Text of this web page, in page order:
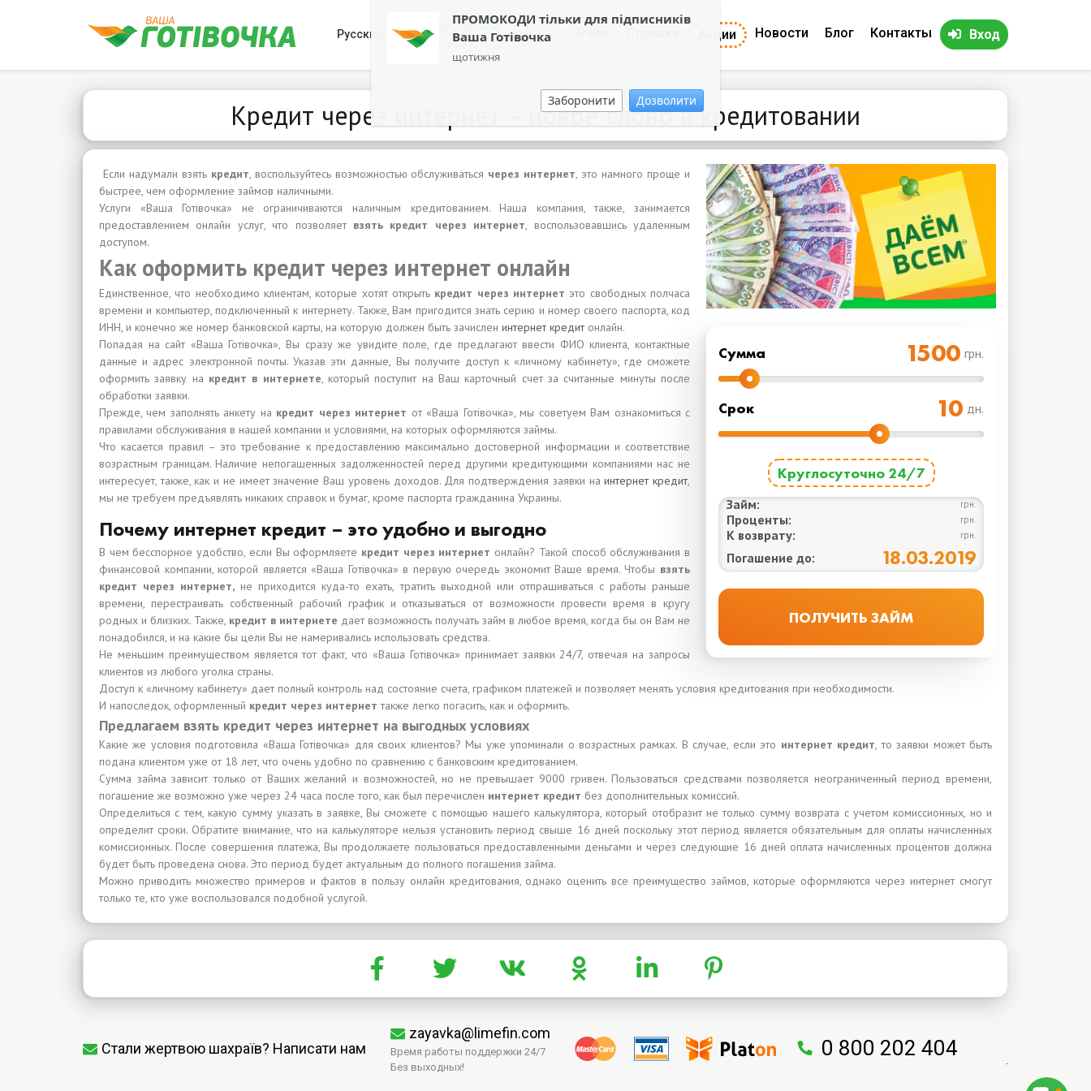
ПРОМОКОДИ тільки для підписників
Ваша Готівочка
щотижня
Заборонити Дозволити
Русский 0800 202 404
Обратный звонок
Акции Новости Блог Контакты Вход
Кредит через интернет – новое слово в кредитовании
Cумма грн.
Срок дн.
Круглосуточно 24/7
Займ: грн.
Проценты: грн.
К возврату: грн.
Погашение до: 18.03.2019
Если надумали взять кредит, воспользуйтесь возможностью обслуживаться через интернет, это намного проще и
быстрее, чем оформление займов наличными.
Услуги «Ваша Готівочка» не ограничиваются наличным кредитованием. Наша компания, также, занимается
предоставлением онлайн услуг, что позволяет взять кредит через интернет, воспользовавшись удаленным
доступом.
Как оформить кредит через интернет онлайн
Единственное, что необходимо клиентам, которые хотят открыть кредит через интернет это свободных полчаса
времени и компьютер, подключенный к интернету. Также, Вам пригодится знать серию и номер своего паспорта, код
ИНН, и конечно же номер банковской карты, на которую должен быть зачислен интернет кредитонлайн.
Попадая на сайт «Ваша Готівочка», Вы сразу же увидите поле, где предлагают ввести ФИО клиента, контактные
данные и адрес электронной почты. Указав эти данные, Вы получите доступ к «личному кабинету», где сможете
оформить заявку на кредит в интернете, который поступит на Ваш карточный счет за считанные минуты после
обработки заявки.
Прежде, чем заполнять анкету на кредит через интернет от «Ваша Готівочка», мы советуем Вам ознакомиться с
правилами обслуживания в нашей компании и условиями, на которых оформляются займы.
Что касается правил – это требование к предоставлению максимально достоверной информации и соответствие
возрастным границам. Наличие непогашенных задолженностей перед другими кредитующими компаниями нас не
интересует, также, как и не имеет значение Ваш уровень доходов. Для подтверждения заявки наинтернет кредит,
мы не требуем предъявлять никаких справок и бумаг, кроме паспорта гражданина Украины.
Почему интернет кредит – это удобно и выгодно
В чем бесспорное удобство, если Вы оформляете кредит через интернет онлайн? Такой способ обслуживания в
финансовой компании, которой является «Ваша Готівочка» в первую очередь экономит Ваше время. Чтобы взять
кредит через интернет, не приходится куда-то ехать, тратить выходной или отпрашиваться с работы раньше
времени, перестраивать собственный рабочий график и отказываться от возможности провести время в кругу
родных и близких. Также, кредит в интернете дает возможность получать займ в любое время, когда бы он Вам не
понадобился, и на какие бы цели Вы не намеривались использовать средства.
Не меньшим преимуществом является тот факт, что «Ваша Готівочка» принимает заявки 24/7, отвечая на запросы
клиентов из любого уголка страны.
Доступ к «личному кабинету» дает полный контроль над состояние счета, графиком платежей и позволяет менять условия кредитования при необходимости.
И напоследок, оформленный кредит через интернет также легко погасить, как и оформить.
Предлагаем взять кредит через интернет на выгодных условиях
Какие же условия подготовила «Ваша Готівочка» для своих клиентов? Мы уже упоминали о возрастных рамках. В случае, если это интернет кредит, то заявки может быть
подана клиентом уже от 18 лет, что очень удобно по сравнению с банковским кредитованием.
Сумма займа зависит только от Ваших желаний и возможностей, но не превышает 9000 гривен. Пользоваться средствами позволяется неограниченный период времени,
погашение же возможно уже через 24 часа после того, как был перечислен интернет кредит без дополнительных комиссий.
Определиться с тем, какую сумму указать в заявке, Вы сможете с помощью нашего калькулятора, который отобразит не только сумму возврата с учетом комиссионных, но и
определит сроки. Обратите внимание, что на калькуляторе нельзя установить период свыше 16 дней поскольку этот период является обязательным для оплаты начисленных
комиссионных. После совершения платежа, Вы продолжаете пользоваться предоставленными деньгами и через следующие 16 дней оплата начисленных процентов должна
будет быть проведена снова. Это период будет актуальным до полного погашения займа.
Можно приводить множество примеров и фактов в пользу онлайн кредитования, однако оценить все преимущество займов, которые оформляются через интернет смогут
только те, кто уже воспользовался подобной услугой.
Стали жертвою шахраїв? Написати нам
zayavka@limefin.com
Время работы поддержки 24/7
Без выходных!
0 800 202 404
.
↑